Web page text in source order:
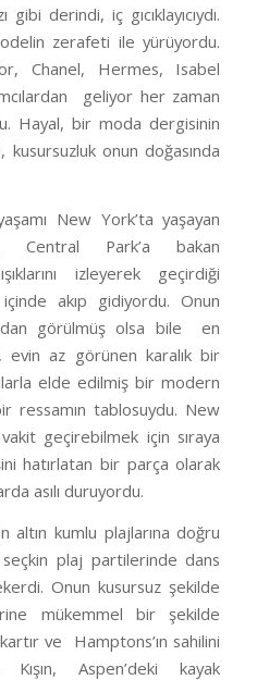
derindi, iç gıcıklayıcıydı.
zerafeti ile yürüyordu.
Chanel, Hermes, Isabel
geliyor her zaman
Hayal, bir moda dergisinin
kusursuzluk onun doğasında
New York’ta yaşayan
Central Park’a bakan
izleyerek geçirdiği
akıp gidiyordu. Onun
görülmüş olsa bile
en
az görünen karalık bir
elde edilmiş bir modern
ressamın tablosuydu. New
geçirebilmek için sıraya
hatırlatan bir parça olarak
asılı duruyordu.
altın kumlu plajlarına doğru
seçkin plaj partilerinde dans
Onun kusursuz şekilde
mükemmel bir şekilde
ve
Hamptons’ın sahilini
Aspen’deki kayak